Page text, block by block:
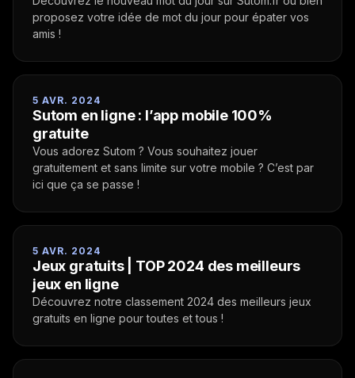
proposez votre idée de mot du jour pour épater vos
amis !
5 AVR. 2024
Sutom en ligne : l’app mobile 100%
gratuite
Vous adorez Sutom ? Vous souhaitez jouer
gratuitement et sans limite sur votre mobile ? C’est par
ici que ça se passe !
5 AVR. 2024
Jeux gratuits | TOP 2024 des meilleurs
jeux en ligne
Découvrez notre classement 2024 des meilleurs jeux
gratuits en ligne pour toutes et tous !